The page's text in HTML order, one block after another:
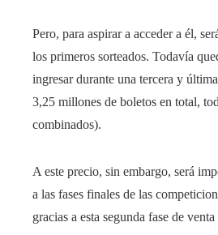
Pero, para aspirar a acceder a él,
los primeros sorteados. Todavía
ingresar durante una tercera y
3,25 millones de boletos en total,
combinados).
A este precio, sin embargo, será
a las fases finales de las
gracias a esta segunda fase de